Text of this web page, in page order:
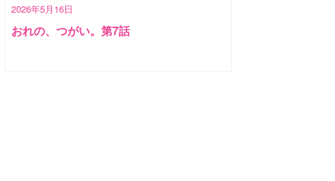
2026年5月16日
おれの、つがい。第7話